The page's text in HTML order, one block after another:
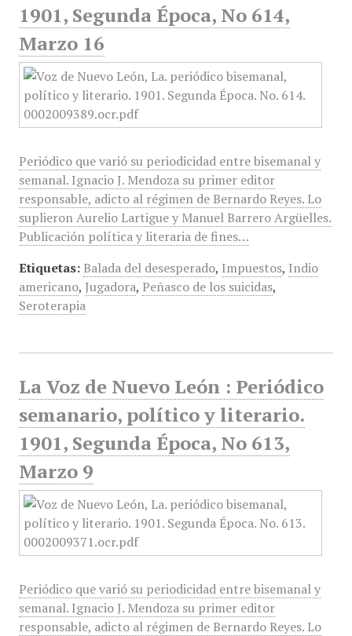
1901, Segunda Época, No 614,
Marzo 16
Periódico que varió su periodicidad entre bisemanal y
semanal. Ignacio J. Mendoza su primer editor
responsable, adicto al régimen de Bernardo Reyes. Lo
suplieron Aurelio Lartigue y Manuel Barrero Argüelles.
Publicación política y literaria de fines…
Etiquetas: Balada del desesperado, Impuestos, Indio
americano, Jugadora, Peñasco de los suicidas,
Seroterapia
La Voz de Nuevo León : Periódico
semanario, político y literario.
1901, Segunda Época, No 613,
Marzo 9
Periódico que varió su periodicidad entre bisemanal y
semanal. Ignacio J. Mendoza su primer editor
responsable, adicto al régimen de Bernardo Reyes. Lo